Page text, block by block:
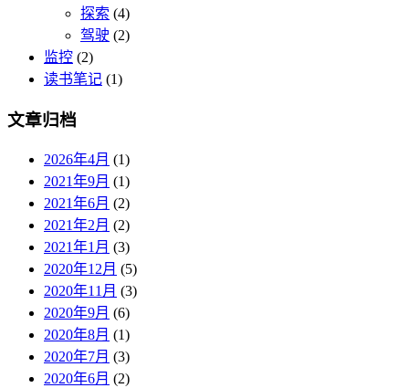
探索 (4)
驾驶 (2)
监控 (2)
读书笔记 (1)
文章归档
2026年4月 (1)
2021年9月 (1)
2021年6月 (2)
2021年2月 (2)
2021年1月 (3)
2020年12月 (5)
2020年11月 (3)
2020年9月 (6)
2020年8月 (1)
2020年7月 (3)
2020年6月 (2)